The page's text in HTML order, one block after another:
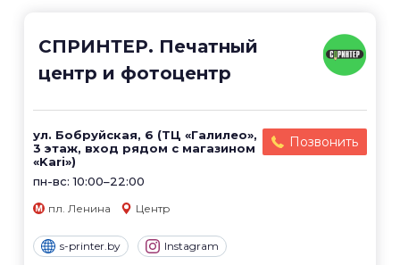
СПРИНТЕР. Печатный
центр и фотоцентр
ул. Бобруйская, 6 (ТЦ «Галилео»,
3 этаж, вход рядом с магазином
«Kari»)
пн-вс: 10:00–22:00
Позвонить
пл. Ленина Центр
s-printer.by Instagram